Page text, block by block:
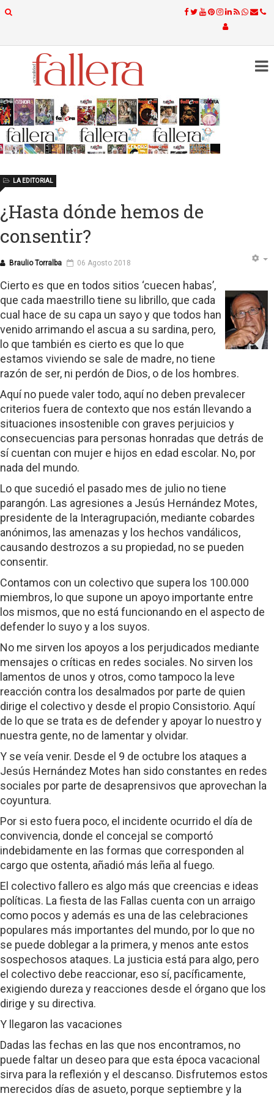
¿Hasta dónde hemos de
consentir?
Braulio Torralba
LA EDITORIAL
06 Agosto 2018
Cierto es que en todos sitios ‘cuecen habas’,
que cada maestrillo tiene su librillo, que cada
cual hace de su capa un sayo y que todos han
venido arrimando el ascua a su sardina, pero,
lo que también es cierto es que lo que
estamos viviendo se sale de madre, no tiene
razón de ser, ni perdón de Dios, o de los hombres.
Aquí no puede valer todo, aquí no deben prevalecer
criterios fuera de contexto que nos están llevando a
situaciones insostenible con graves perjuicios y
consecuencias para personas honradas que detrás de
sí cuentan con mujer e hijos en edad escolar. No, por
nada del mundo.
Lo que sucedió el pasado mes de julio no tiene
parangón. Las agresiones a Jesús Hernández Motes,
presidente de la Interagrupación, mediante cobardes
anónimos, las amenazas y los hechos vandálicos,
causando destrozos a su propiedad, no se pueden
consentir.
Contamos con un colectivo que supera los 100.000
miembros, lo que supone un apoyo importante entre
los mismos, que no está funcionando en el aspecto de
defender lo suyo y a los suyos.
No me sirven los apoyos a los perjudicados mediante
mensajes o críticas en redes sociales. No sirven los
lamentos de unos y otros, como tampoco la leve
reacción contra los desalmados por parte de quien
dirige el colectivo y desde el propio Consistorio. Aquí
de lo que se trata es de defender y apoyar lo nuestro y
nuestra gente, no de lamentar y olvidar.
Y se veía venir. Desde el 9 de octubre los ataques a
Jesús Hernández Motes han sido constantes en redes
sociales por parte de desaprensivos que aprovechan la
coyuntura.
Por si esto fuera poco, el incidente ocurrido el día de
convivencia, donde el concejal se comportó
indebidamente en las formas que corresponden al
cargo que ostenta, añadió más leña al fuego.
El colectivo fallero es algo más que creencias e ideas
políticas. La fiesta de las Fallas cuenta con un arraigo
como pocos y además es una de las celebraciones
populares más importantes del mundo, por lo que no
se puede doblegar a la primera, y menos ante estos
sospechosos ataques. La justicia está para algo, pero
el colectivo debe reaccionar, eso sí, pacíficamente,
exigiendo dureza y reacciones desde el órgano que los
dirige y su directiva.
Y llegaron las vacaciones
Dadas las fechas en las que nos encontramos, no
puede faltar un deseo para que esta época vacacional
sirva para la reflexión y el descanso. Disfrutemos estos
merecidos días de asueto, porque septiembre y la